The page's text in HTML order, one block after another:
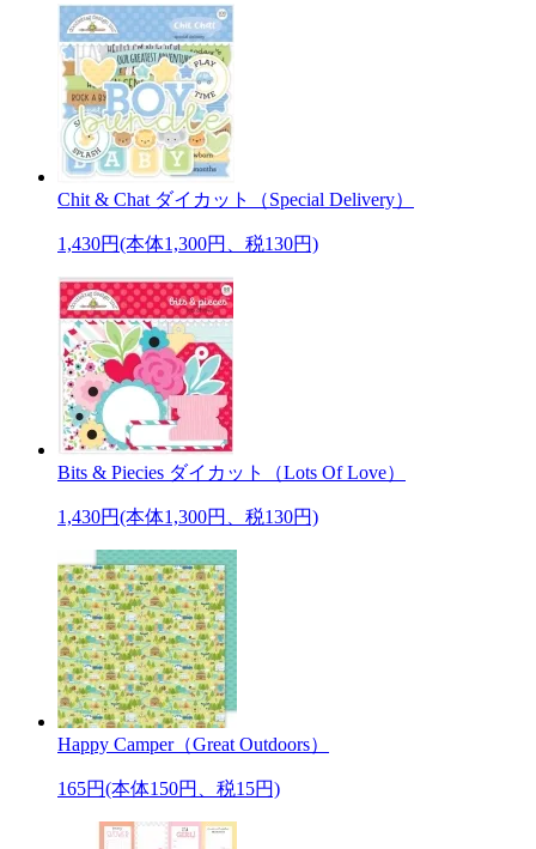
Chit & Chat ダイカット（Special Delivery）
1,430円(本体1,300円、税130円)
Bits & Piecies ダイカット（Lots Of Love）
1,430円(本体1,300円、税130円)
Happy Camper（Great Outdoors）
165円(本体150円、税15円)